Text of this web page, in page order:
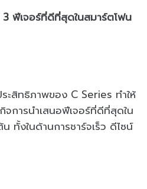
ฟีเจอร์ที่ดีที่สุดในสมาร์ตโฟน
ะสิทธิภาพของ C Series ทำให้
การนำเสนอฟีเจอร์ที่ดีที่สุดใน
ทั้งในด้านการชาร์จเร็ว ดีไซน์